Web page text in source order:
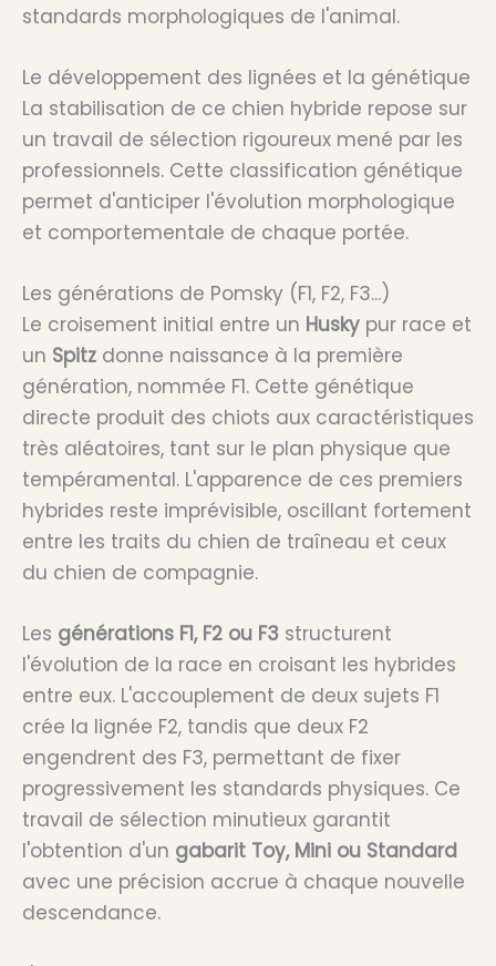
standards morphologiques de l'animal.
Le développement des lignées et la génétique
La stabilisation de ce chien hybride repose sur
un travail de sélection rigoureux mené par les
professionnels. Cette classification génétique
permet d'anticiper l'évolution morphologique
et comportementale de chaque portée.
Les générations de Pomsky (F1, F2, F3...)
Le croisement initial entre un Husky pur race et
un Spitz donne naissance à la première
génération, nommée F1. Cette génétique
directe produit des chiots aux caractéristiques
très aléatoires, tant sur le plan physique que
tempéramental. L'apparence de ces premiers
hybrides reste imprévisible, oscillant fortement
entre les traits du chien de traîneau et ceux
du chien de compagnie.
Les générations F1, F2 ou F3 structurent
l'évolution de la race en croisant les hybrides
entre eux. L'accouplement de deux sujets F1
crée la lignée F2, tandis que deux F2
engendrent des F3, permettant de fixer
progressivement les standards physiques. Ce
travail de sélection minutieux garantit
l'obtention d'un gabarit Toy, Mini ou Standard
avec une précision accrue à chaque nouvelle
descendance.